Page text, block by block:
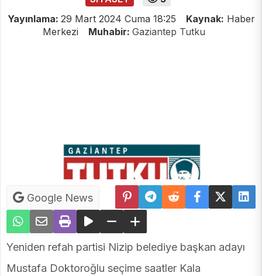
Yayınlama: 29 Mart 2024 Cuma 18:25 Kaynak: Haber
Merkezi
Muhabir: Gaziantep Tutku
Google News
Yeniden refah partisi Nizip belediye başkan adayı
Mustafa Doktoroğlu seçime saatler Kala